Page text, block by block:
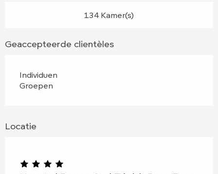
134 Kamer(s)
Geaccepteerde clientèles
Individuen
Groepen
Locatie